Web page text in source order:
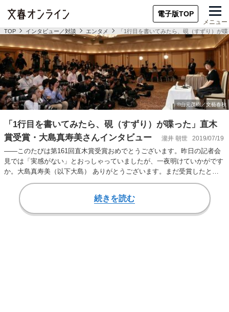
電子版TOP
メニュー
TOP インタビュー／対談 エンタメ 「1行目を書いてみたら、硯（すずり）が
「1行目を書いてみたら、硯（すずり）が喋った」直木
賞受賞・大島真寿美さんインタビュー
瀧井 朝世 2019/07/19
――このたびは第161回直木賞受賞おめでとうございます。昨日の記者会
見では「実感がない」とおっしゃっていましたが、一夜明けていかがです
か。大島真寿美（以下大島） ありがとうございます。まだ受賞したとい
う実感はなくて、…
続きを読む